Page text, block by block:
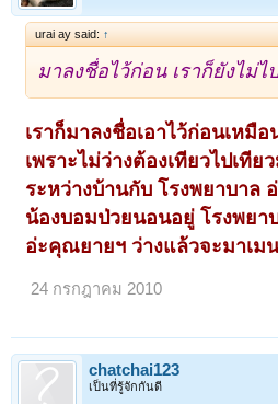
urai ay said: ↑
มาลงชื่อไว้ก่อน เราก็ยังไม่ไ
เราก็มาลงชื่อเอาไว้ก่อนเหมื
เพราะไม่ว่างต้องเทียวไปเทีย
ระหว่างบ้านกับ โรงพยาบาล
น้องบอมป่วยนอนอยู่ โรงพยา
อ่ะคุณยายฯ ว่างแล้วจะมาเม
24 กรกฎาคม 2010
chatchai123
เป็นที่รู้จักกันดี